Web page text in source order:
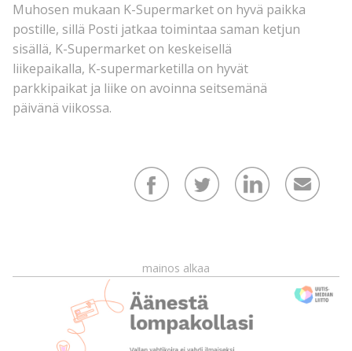
Muhosen mukaan K-Supermarket on hyvä paikka
postille, sillä Posti jatkaa toimintaa saman ketjun
sisällä, K-Supermarket on keskeisellä
liikepaikalla, K-supermarketilla on hyvät
parkkipaikat ja liike on avoinna seitsemänä
päivänä viikossa.
mainos alkaa